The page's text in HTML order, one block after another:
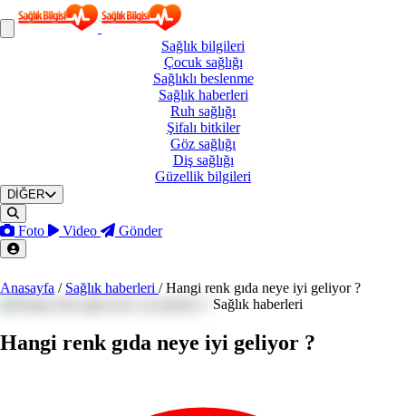
Sağlık bilgileri
Çocuk sağlığı
Sağlıklı beslenme
Sağlık haberleri
Ruh sağlığı
Şifalı bitkiler
Göz sağlığı
Diş sağlığı
Güzellik bilgileri
DİĞER
Foto Video Gönder
Anasayfa / Sağlık haberleri / Hangi renk gıda neye iyi geliyor ?
Sağlık haberleri
Hangi renk gıda neye iyi geliyor ?